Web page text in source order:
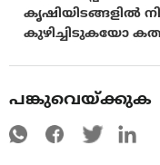
കൃഷിയിടങ്ങളിൽ
കുഴിച്ചിടുകയോ
പങ്കുവെയ്ക്കുക